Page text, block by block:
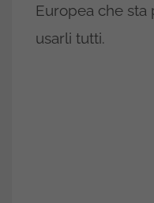
Europea che
usarli tutti.